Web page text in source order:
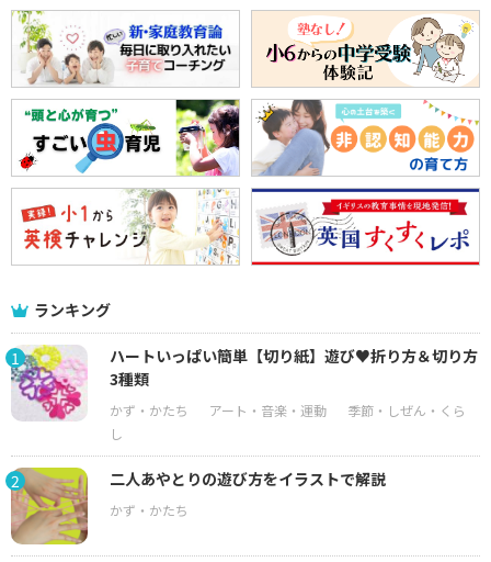
ランキング
1
ハートいっぱい簡単【切り紙】遊び♥折り方＆切り方
3種類
2 二人あやとりの遊び方をイラストで解説